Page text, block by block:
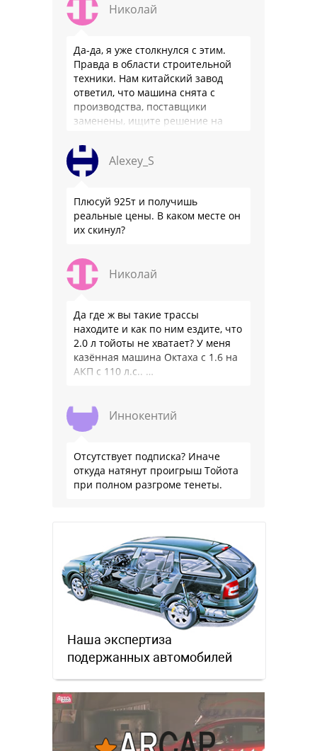
Николай
Да-да, я уже столкнулся с этим.
Правда в области строительной
техники. Нам китайский завод
ответил, что машина снята с
производства, поставщики
заменены, ищите решение на
официальном бланке …
Alexey_S
Плюсуй 925т и получишь
реальные цены. В каком месте он
их скинул?
Николай
Да где ж вы такие трассы
находите и как по ним ездите, что
2.0 л тойоты не хватает? У меня
казённая машина Октаха с 1.6 на
АКП с 110 л.с.. …
Иннокентий
Отсутствует подписка? Иначе
откуда натянут проигрыш Тойота
при полном разгроме тенеты.
Наша экспертиза
подержанных автомобилей